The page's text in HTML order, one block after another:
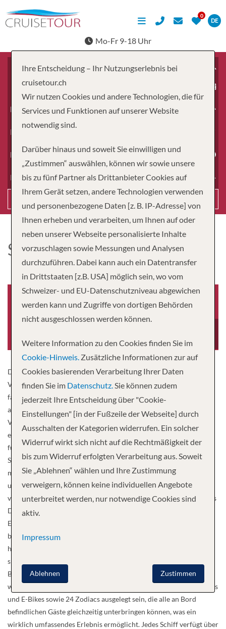
DE
Mo-Fr 9-18 Uhr
Erwachsene
Kinder
Dauer
Reiseart
SEABOURN VENTURE
Baujahr
Besatzung
Das ultra-luxuriöse Expeditionsschiff von Seabourn, die Seabourn
Venture, würdigt die abgelegenen Reiseziele mit einem
fantastischten Ausflugsprogramm. Es erwarten Sie
außergewöhnliche Orte, die es zu erkunden gilt. Die Seabourn
Venture soll im Dezember 2021 vom Stapel laufen. Der Stapellauf
eines Schwesterschiffs ist für 2022 geplant. Beide Schiffe werden
für verschiedene Umgebungen gemäß den PC6-Polar-Class-
Standards konzipiert und gebaut und verfügen über eine Vielzahl
moderner Hardware und Technologien, die den weltweiten Einsatz
und die Fähigkeiten der Schiffe erweitern. Die neuen Schiffe, die
von T. Mariotti gebaut werden, werden ein brandneues, innovatives
Design aufweisen, das speziell für den luxuriösen
Expeditionsreisenden entwickelt wurde und viele Eigenschaften
beinhaltet, die die Schiffe von Seabourn so erfolgreich gemacht
haben. Ein neues und aufregendes Angebot sind zwei
spezialangefertigte U-Boote an Bord, die einen unvergesslichen
Blick auf die Welt unter der Meeresoberfläche bieten. Die Schiffe
werden auch zur Beförderung von Doppelseekajaks, Mountainbikes
und E-Bikes sowie 24 Zodiacs ausgelegt sein, die alle an Bord
befindlichen Gäste gleichzeitig unterbringen können, was ein
wirklich umfassendes Erlebnis ermöglicht. Jedes Schiff verfügt über
Ihre Entscheidung – Ihr Nutzungserlebnis bei
cruisetour.ch
Wir nutzen Cookies und andere Technologien, die für
Services und Funktionen auf unserer Website
notwendig sind.
Darüber hinaus und soweit Sie einwilligen und
„Zustimmen“ auswählen, können wir sowie unsere
bis zu fünf Partner als Drittanbieter Cookies auf
Ihrem Gerät setzen, andere Technologien verwenden
und personenbezogene Daten [z. B. IP-Adresse] von
Ihnen erheben und verarbeiten, um Ihnen auf oder
neben unserer Webseite personalisierte Inhalte
vorzuschlagen sowie Messungen und Analysen
durchzuführen. Dabei kann auch ein Datentransfer
in Drittstaaten [z.B. USA] möglich sein, wo vom
Schweizer- und EU-Datenschutzniveau abgewichen
werden kann und Zugriffe von dortigen Behörden
nicht ausgeschlossen werden können.
Weitere Information zu den Cookies finden Sie im
Cookie-Hinweis. Zusätzliche Informationen zur auf
Cookies basierenden Verarbeitung Ihrer Daten
finden Sie im Datenschutz.Sie können zudem
jederzeit Ihre Entscheidung über "Cookie-
Einstellungen" [in der Fußzeile der Webseite] durch
Ausschalten der Kategorien widerrufen. Ein solcher
Widerruf wirkt sich nicht auf die Rechtmäßigkeit der
bis zum Widerruf erfolgten Verarbeitung aus. Soweit
Sie „Ablehnen“ wählen und Ihre Zustimmung
verweigern, können keine individuellen Angebote
unterbreitet werden, nur notwendige Cookies sind
aktiv.
Impressum
Zustimmen
Ablehnen